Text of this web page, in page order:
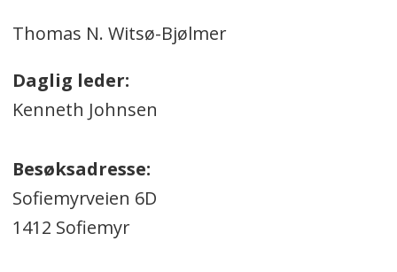
Thomas N. Witsø-Bjølmer
Daglig leder:
Kenneth Johnsen
Besøksadresse:
Sofiemyrveien 6D
1412 Sofiemyr